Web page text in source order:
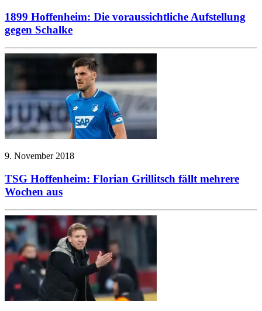
1899 Hoffenheim: Die voraussichtliche Aufstellung
gegen Schalke
9. November 2018
TSG Hoffenheim: Florian Grillitsch fällt mehrere
Wochen aus